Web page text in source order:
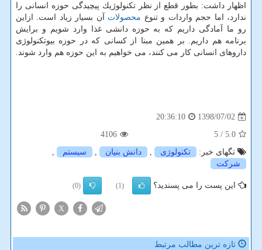
اظهار داشت: بطور قطع از نظر تكنولوژیك پیچیدگی حوزه انسانی را
ندارد، اما حجم واردات و تنوع محصولات آن بسیار زیاد است. ازاین
رو ما آمادگی داریم كه به حوزه دانشی غذا وارد شویم و برایش
برنامه هم داریم. بر همین مبنا از كسانی كه در حوزه بیوتكنولوژی
داروهای انسانی كار می كنند، می خواهیم به این حوزه هم وارد شوند.
1398/07/02
20:36:10
5.0
/ 5
4106
تگهای خبر:
تكنولوژی , دانش بنیان , سیستم
,
شركت
این پست را می پسندید؟ (1)
(0)
X
تازه ترین مطالب مرتبط